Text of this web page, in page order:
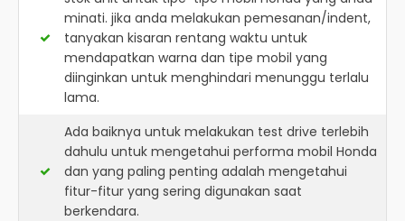
minati. jika anda melakukan pemesanan/indent,
tanyakan kisaran rentang waktu untuk
mendapatkan warna dan tipe mobil yang
diinginkan untuk menghindari menunggu terlalu
lama.
Ada baiknya untuk melakukan test drive terlebih
dahulu untuk mengetahui performa mobil Honda
dan yang paling penting adalah mengetahui
fitur-fitur yang sering digunakan saat
berkendara.